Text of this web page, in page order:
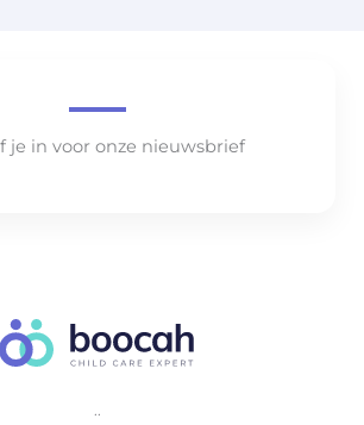
je in voor onze nieuwsbrief
..